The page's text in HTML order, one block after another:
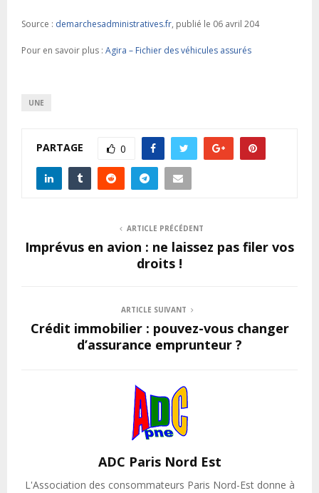
Source : demarchesadministratives.fr, publié le 06 avril 204
Pour en savoir plus : Agira – Fichier des véhicules assurés
UNE
PARTAGE 0
ARTICLE PRÉCÉDENT
Imprévus en avion : ne laissez pas filer vos
droits !
ARTICLE SUIVANT
Crédit immobilier : pouvez-vous changer
d’assurance emprunteur ?
ADC Paris Nord Est
L'Association des consommateurs Paris Nord-Est donne à